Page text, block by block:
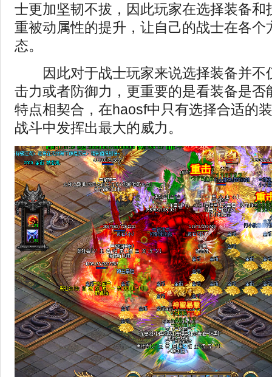
士更加坚韧不拔，因此玩家在选择装备和
重被动属性的提升，让自己的战士在各个
态。
因此对于战士玩家来说选择装备并不
击力或者防御力，更重要的是看装备是否
特点相契合，在haosf中只有选择合适的
战斗中发挥出最大的威力。